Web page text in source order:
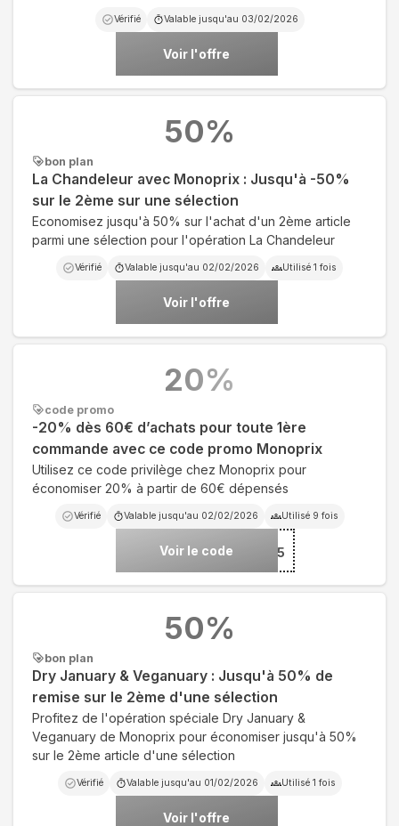
Vérifié Valable jusqu'au 03/02/2026
Voir l'offre
bon plan
La Chandeleur avec Monoprix : Jusqu'à -50%
sur le 2ème sur une sélection
Economisez jusqu'à 50% sur l'achat d'un 2ème article
parmi une sélection pour l'opération La Chandeleur
Vérifié Valable jusqu'au 02/02/2026 Utilisé 1 fois
Voir l'offre
50%
code promo
-20% dès 60€ d’achats pour toute 1ère
commande avec ce code promo Monoprix
Utilisez ce code privilège chez Monoprix pour
économiser 20% à partir de 60€ dépensés
Vérifié Valable jusqu'au 02/02/2026 Utilisé 9 fois
Voir le code***OP25
20%
bon plan
Dry January & Veganuary : Jusqu'à 50% de
remise sur le 2ème d'une sélection
Profitez de l'opération spéciale Dry January &
Veganuary de Monoprix pour économiser jusqu'à 50%
sur le 2ème article d'une sélection
Vérifié Valable jusqu'au 01/02/2026 Utilisé 1 fois
Voir l'offre
50%